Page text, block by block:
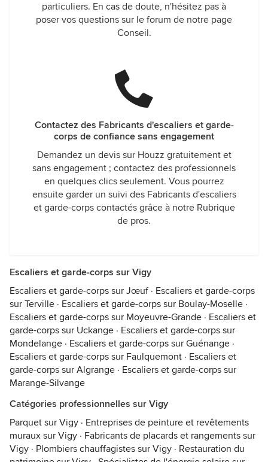
particuliers. En cas de doute, n'hésitez pas à
poser vos questions sur le forum de notre page
Conseil.
Contactez des Fabricants d'escaliers et garde-
corps de confiance sans engagement
Demandez un devis sur Houzz gratuitement et
sans engagement ; contactez des professionnels
en quelques clics seulement. Vous pourrez
ensuite garder un suivi des Fabricants d'escaliers
et garde-corps contactés grâce à notre Rubrique
de pros.
Escaliers et garde-corps sur Vigy
Escaliers et garde-corps sur Jœuf· Escaliers et garde-corps
sur Terville · Escaliers et garde-corps sur Boulay-Moselle ·
Escaliers et garde-corps sur Moyeuvre-Grande · Escaliers et
garde-corps sur Uckange · Escaliers et garde-corps sur
Mondelange · Escaliers et garde-corps sur Guénange ·
Escaliers et garde-corps sur Faulquemont · Escaliers et
garde-corps sur Algrange · Escaliers et garde-corps sur
Marange-Silvange
Catégories professionnelles sur Vigy
Parquet sur Vigy · Entreprises de peinture et revêtements
muraux sur Vigy · Fabricants de placards et rangements sur
Vigy · Plombiers chauffagistes sur Vigy · Restauration du